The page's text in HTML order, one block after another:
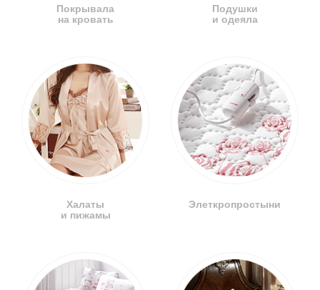
Покрывала
на кровать
Халаты
и пижамы
Подушки
и одеяла
Элеткропростыни